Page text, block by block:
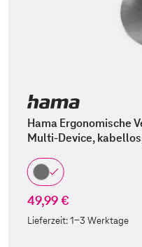
Hama Ergonomische
Multi-Device,
49,99 €
Lieferzeit:1-3 Werktage